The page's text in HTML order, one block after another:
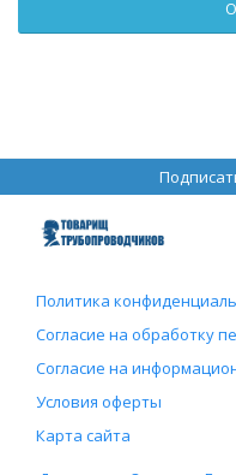
Политика
Согласие на обработку
Согласие на
Условия оферты
Карта сайта